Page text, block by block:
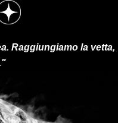
Raggiungiamo la vetta,